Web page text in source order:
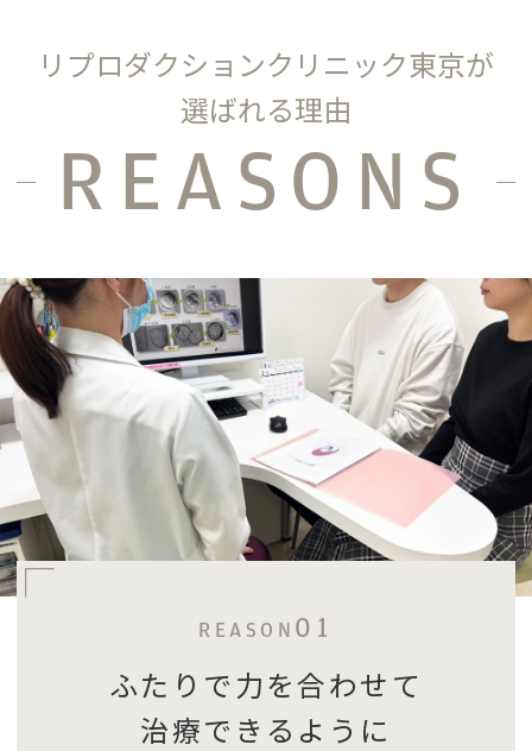
リプロダクションクリニック東京が
選ばれる理由
REASONS
REASON 01
ふたりで力を合わせて
治療できるように